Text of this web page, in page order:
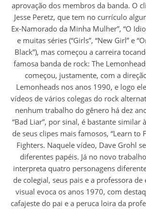
aprovação dos membros da banda. O
Jesse Peretz, que tem no currículo
Ex-Namorado da Minha Mulher”, “O
e muitas séries (“Girls”, “New Girl” e
Black”), mas começou a carreira
famosa banda de rock: The
começou, justamente, com a
Lemonheads nos anos 1990, e logo
vídeos de vários colegas do rock
nenhum trabalho do gênero há dez
“Bad Liar”, por sinal, é bastante similar
de seus clipes mais famosos, “Learn to
Fighters. Naquele vídeo, Dave Grohl
diferentes papéis. Já no novo
interpreta quatro personagens
de colegial, seus pais e a professora de
visual evoca os anos 1970, com
cafajeste do pai e a peruca loira da